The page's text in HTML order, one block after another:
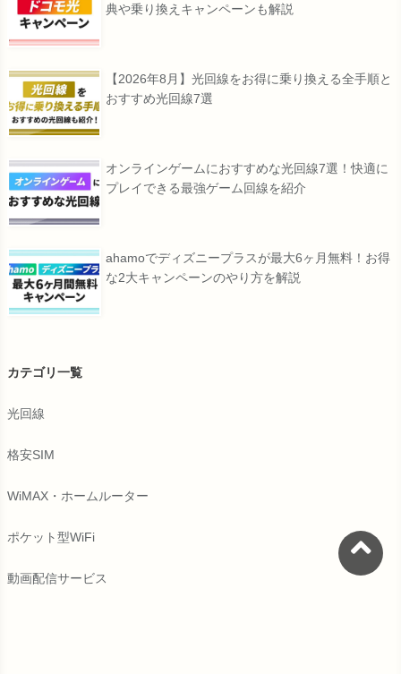
典や乗り換えキャンペーンも解説
【2026年8月】光回線をお得に乗り換える全手順と
おすすめ光回線7選
オンラインゲームにおすすめな光回線7選！快適に
プレイできる最強ゲーム回線を紹介
ahamoでディズニープラスが最大6ヶ月無料！お得
な2大キャンペーンのやり方を解説
カテゴリ一覧
光回線
格安SIM
WiMAX・ホームルーター
ポケット型WiFi
動画配信サービス